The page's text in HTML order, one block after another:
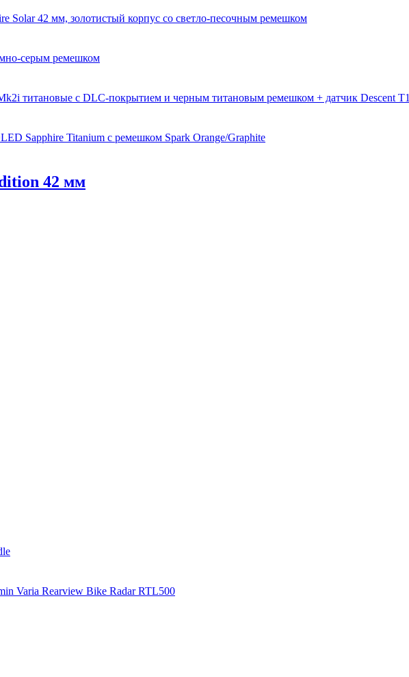
Solar 42 мм, золотистый корпус со светло-песочным ремешком
серым ремешком
титановые с DLC-покрытием и черным титановым ремешком + датчик Descent T1
Sapphire Titanium с ремешком Spark Orange/Graphite
42 мм
Varia Rearview Bike Radar RTL500